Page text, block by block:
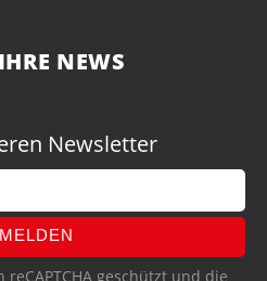
NEWS
Newsletter
geschützt und die